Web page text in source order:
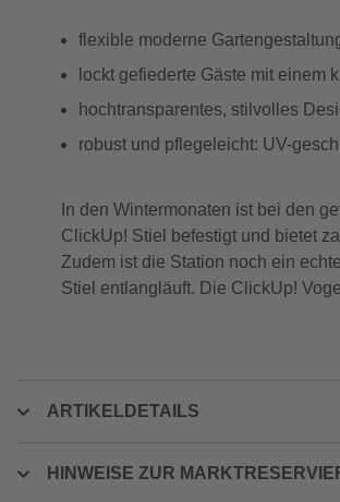
flexible moderne
lockt gefiederte Gäste mit einem
hochtransparentes, stilvolles
robust und pflegeleicht: UV-
In den Wintermonaten ist bei den
ClickUp! Stiel befestigt und bietet
Zudem ist die Station noch ein
Stiel entlangläuft. Die ClickUp!
ARTIKELDETAILS
HINWEISE ZUR